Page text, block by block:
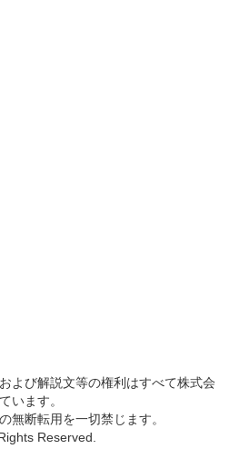
よび解説文等の権利はすべて株式会
います。
無断転用を一切禁じます。
Reserved.